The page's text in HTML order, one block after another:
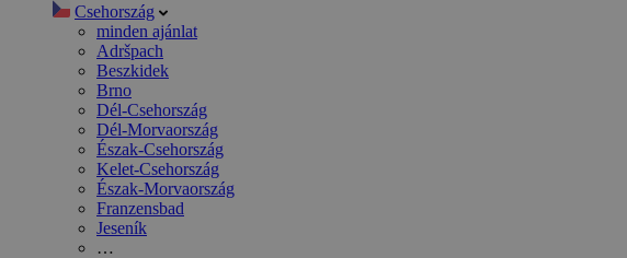
Csehország
minden ajánlat
Adršpach
Beszkidek
Brno
Dél-Csehország
Dél-Morvaország
Észak-Csehország
Kelet-Csehország
Észak-Morvaország
Franzensbad
Jeseník
…